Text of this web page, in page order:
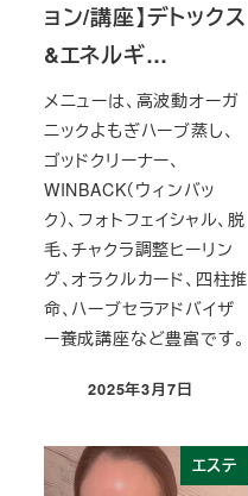
ョン/講座】デトックス
&エネルギ…
メニューは、高波動オーガ
ニックよもぎハーブ蒸し、
ゴッドクリーナー、
WINBACK（ウィンバッ
ク）、フォトフェイシャル、脱
毛、チャクラ調整ヒーリン
グ、オラクルカード、四柱推
命、ハーブセラアドバイザ
ー養成講座など豊富です。
投稿日
2025年3月7日
エステ